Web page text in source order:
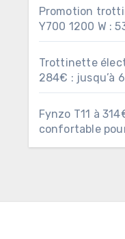
Promotion
Y700 1200 W :
Trottinette
284€ : jusqu’à
Fynzo T11 à
confortable